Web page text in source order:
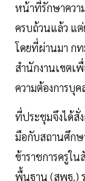
หน้าที่รักษาควา
ครบถ้วนแล้ว แ
โดยที่ผ่านมา ก
สำนักงานเขตเ
ความต้องการบุ
ที่ประชุมจึงได้สั่
มือกับสถานศึก
ข้าราชการครูใ
พื้นฐาน (สพฐ.)